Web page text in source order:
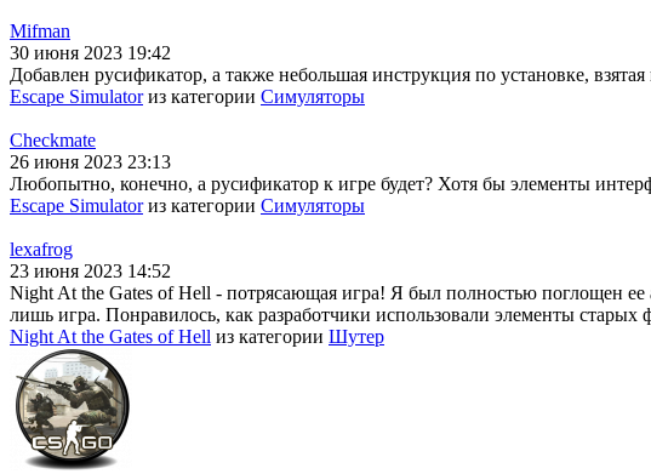
Mifman
30 июня 2023 19:42
Добавлен русификатор, а также небольшая инструкция по установке,
Escape Simulatorиз категории Симуляторы
Checkmate
26 июня 2023 23:13
Любопытно, конечно, а русификатор к игре будет? Хотя бы элементы
Escape Simulatorиз категории Симуляторы
lexafrog
23 июня 2023 14:52
Night At the Gates of Hell - потрясающая игра! Я был полностью поглощен ее
лишь игра. Понравилось, как разработчики использовали элементы
Night At the Gates of Hell из категории Шутер